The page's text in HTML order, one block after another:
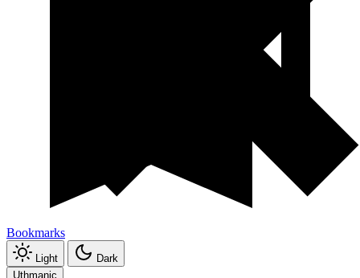
Bookmarks
Light
Dark
Uthmanic